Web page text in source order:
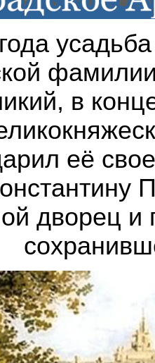
в
её
дворец и